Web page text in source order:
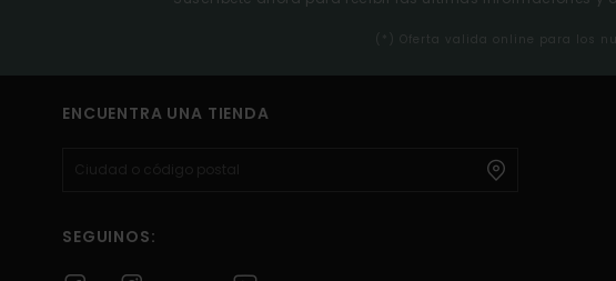
(*) Oferta valida online para los
ENCUENTRA UNA TIENDA
SEGUINOS: